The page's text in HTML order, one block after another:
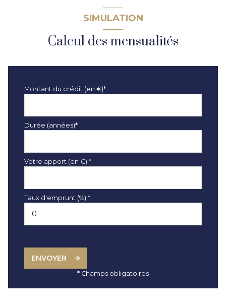
SIMULATION
Calcul des mensualités
Montant du crédit (en €)*
Durée (années)*
Votre apport (en €) *
Taux d'emprunt (%) *
ENVOYER
* Champs obligatoires